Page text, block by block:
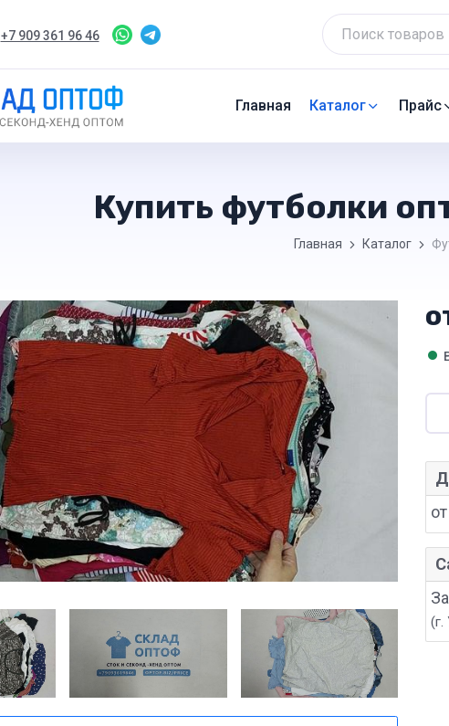
+7 909 361 96 46
Главная Каталог Прайс
Купить футболки
Главная Каталог
•